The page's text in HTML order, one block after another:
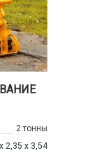
2 тонны
2,35 х 3,54